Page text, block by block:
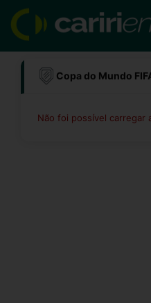
para
conteúdo
Copa do Mundo
Não foi possível carregar